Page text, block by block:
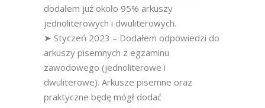
dodałem już około 95% arkuszy
jednoliterowych i dwuliterowych.
➤ Styczeń 2023 – Dodałem odpowiedzi do
arkuszy pisemnych z egzaminu
zawodowego (jednoliterowe i
dwuliterowe). Arkusze pisemne oraz
praktyczne będę mógł dodać